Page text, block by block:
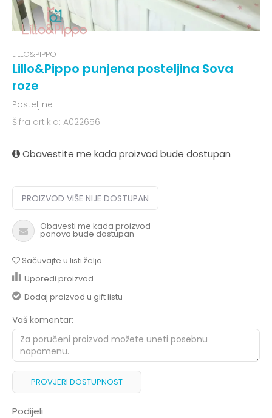
LILLO&PIPPO
Lillo&Pippo punjena posteljina Sova
roze
Posteljine
Šifra artikla: A022656
Obavestite me kada proizvod bude dostupan
PROIZVOD VIŠE NIJE DOSTUPAN
Obavesti me kada proizvod
ponovo bude dostupan
Sačuvajte u listi želja
Uporedi proizvod
Dodaj proizvod u gift listu
Vaš komentar:
PROVJERI DOSTUPNOST
Podijeli